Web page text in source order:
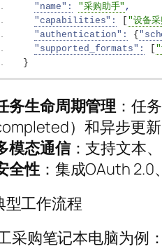
"name":
"采购助手" ,
"capabilities":
[ "设备
"authentication":
{
"supported_formats":
[
}
务生命周期管理 ：任
）和异步更新
模态通信：支持文本
全性：集成OAuth 2.0
型工作流程
采购笔记本电脑为例：